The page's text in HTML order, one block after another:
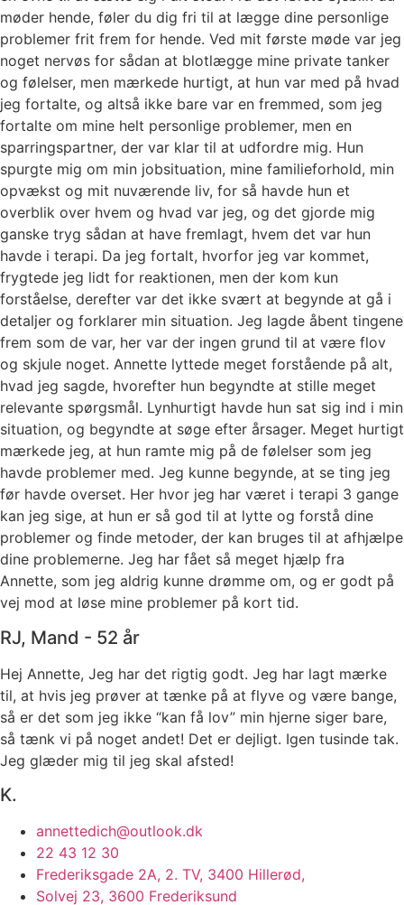
møder hende, føler du dig fri til at lægge dine personlige
problemer frit frem for hende. Ved mit første møde var jeg
noget nervøs for sådan at blotlægge mine private tanker
og følelser, men mærkede hurtigt, at hun var med på hvad
jeg fortalte, og altså ikke bare var en fremmed, som jeg
fortalte om mine helt personlige problemer, men en
sparringspartner, der var klar til at udfordre mig. Hun
spurgte mig om min jobsituation, mine familieforhold, min
opvækst og mit nuværende liv, for så havde hun et
overblik over hvem og hvad var jeg, og det gjorde mig
ganske tryg sådan at have fremlagt, hvem det var hun
havde i terapi. Da jeg fortalt, hvorfor jeg var kommet,
frygtede jeg lidt for reaktionen, men der kom kun
forståelse, derefter var det ikke svært at begynde at gå i
detaljer og forklarer min situation. Jeg lagde åbent tingene
frem som de var, her var der ingen grund til at være flov
og skjule noget. Annette lyttede meget forstående på alt,
hvad jeg sagde, hvorefter hun begyndte at stille meget
relevante spørgsmål. Lynhurtigt havde hun sat sig ind i min
situation, og begyndte at søge efter årsager. Meget hurtigt
mærkede jeg, at hun ramte mig på de følelser som jeg
havde problemer med. Jeg kunne begynde, at se ting jeg
før havde overset. Her hvor jeg har været i terapi 3 gange
kan jeg sige, at hun er så god til at lytte og forstå dine
problemer og finde metoder, der kan bruges til at afhjælpe
dine problemerne. Jeg har fået så meget hjælp fra
Annette, som jeg aldrig kunne drømme om, og er godt på
vej mod at løse mine problemer på kort tid.
RJ, Mand - 52 år
Hej Annette, Jeg har det rigtig godt. Jeg har lagt mærke
til, at hvis jeg prøver at tænke på at flyve og være bange,
så er det som jeg ikke “kan få lov” min hjerne siger bare,
så tænk vi på noget andet! Det er dejligt. Igen tusinde tak.
Jeg glæder mig til jeg skal afsted!
K.
annettedich@outlook.dk
22 43 12 30
Frederiksgade 2A, 2. TV, 3400 Hillerød,
Solvej 23, 3600 Frederiksund